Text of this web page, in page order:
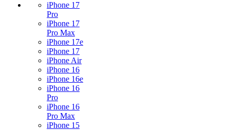
iPhone 17
Pro
iPhone 17
Pro Max
iPhone 17e
iPhone 17
iPhone Air
iPhone 16
iPhone 16e
iPhone 16
Pro
iPhone 16
Pro Max
iPhone 15